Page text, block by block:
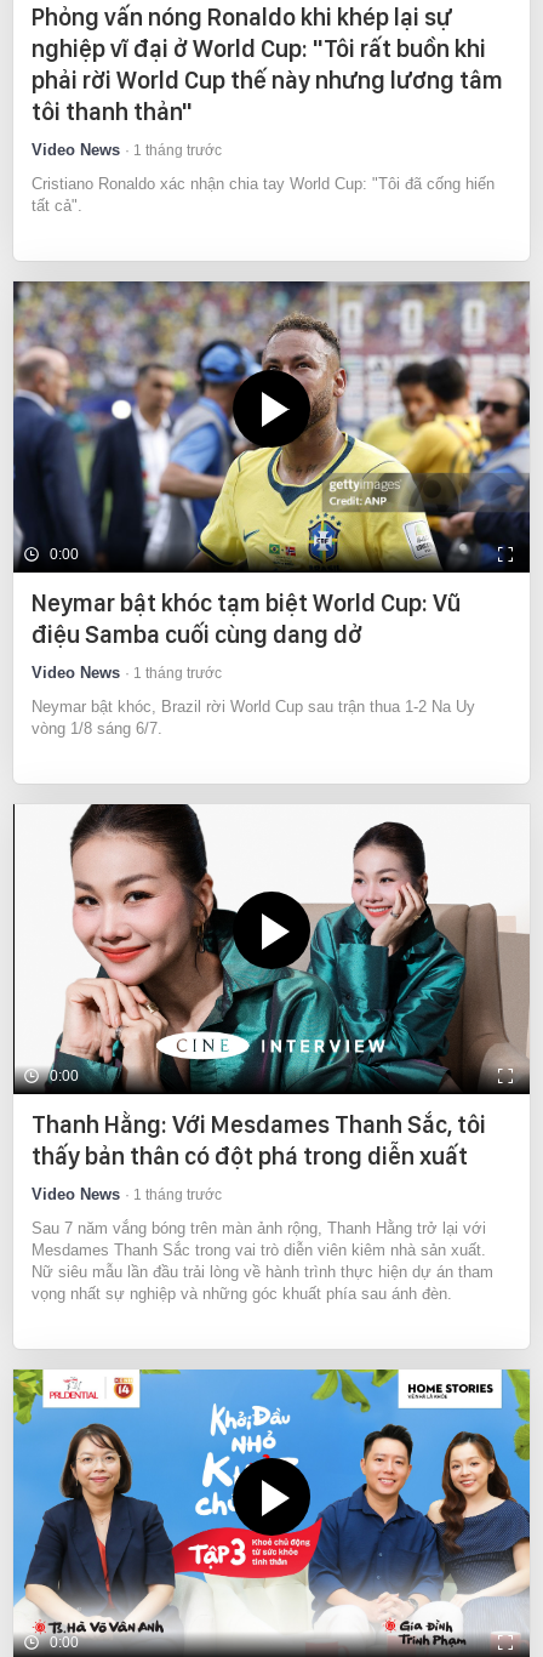
Phỏng vấn nóng Ronaldo khi khép lại sự
nghiệp vĩ đại ở World Cup: "Tôi rất buồn khi
phải rời World Cup thế này nhưng lương tâm
tôi thanh thản"
Video News 1 tháng trước
Cristiano Ronaldo xác nhận chia tay World Cup: "Tôi đã cống hiến
tất cả".
0:00
Neymar bật khóc tạm biệt World Cup: Vũ
điệu Samba cuối cùng dang dở
Video News 1 tháng trước
Neymar bật khóc, Brazil rời World Cup sau trận thua 1-2 Na Uy
vòng 1/8 sáng 6/7.
0:00
Thanh Hằng: Với Mesdames Thanh Sắc, tôi
thấy bản thân có đột phá trong diễn xuất
Video News 1 tháng trước
Sau 7 năm vắng bóng trên màn ảnh rộng, Thanh Hằng trở lại với
Mesdames Thanh Sắc trong vai trò diễn viên kiêm nhà sản xuất.
Nữ siêu mẫu lần đầu trải lòng về hành trình thực hiện dự án tham
vọng nhất sự nghiệp và những góc khuất phía sau ánh đèn.
0:00